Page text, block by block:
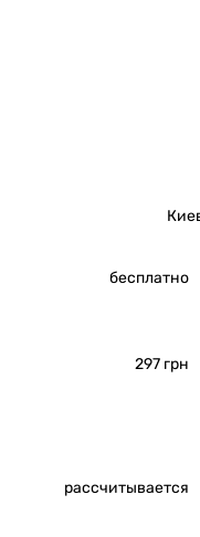
бесплатно
297 грн
рассчитывается